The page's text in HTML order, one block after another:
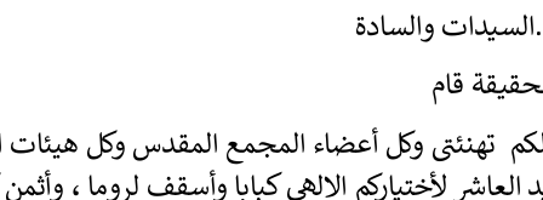
.السيدات والسادة
ءاض
عأ لك
و ىتئ
ن
هت المجمع المقدس وكل هيئات الكنسية
شاعل
ا د لأختياركم الالهى كبابا وأسقف لروما ، نمث
أو